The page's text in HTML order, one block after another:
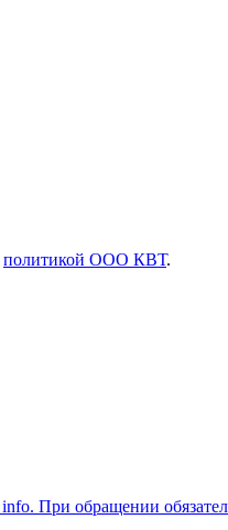
политикой ООО КВТ.
info. При обращении